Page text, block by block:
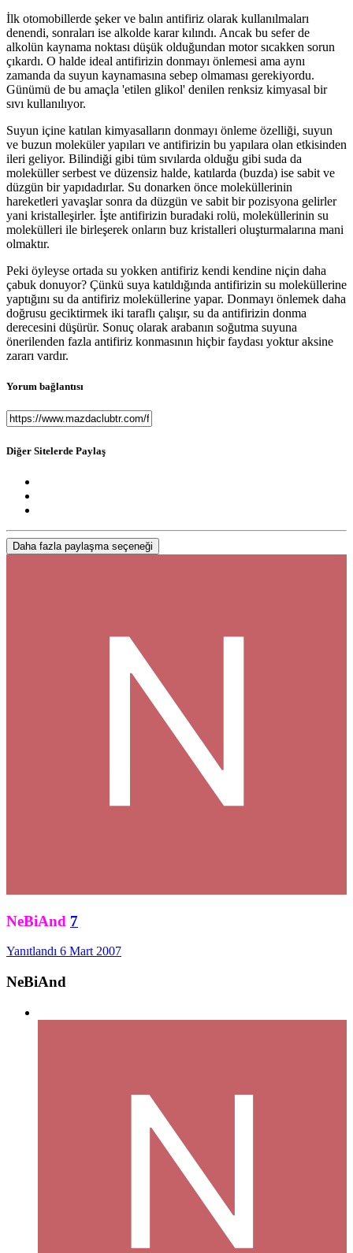
İlk otomobillerde şeker ve balın antifiriz olarak kullanılmaları
denendi, sonraları ise alkolde karar kılındı. Ancak bu sefer de
alkolün kaynama noktası düşük olduğundan motor sıcakken sorun
çıkardı. O halde ideal antifirizin donmayı önlemesi ama aynı
zamanda da suyun kaynamasına sebep olmaması gerekiyordu.
Günümü de bu amaçla 'etilen glikol' denilen renksiz kimyasal bir
sıvı kullanılıyor.
Suyun içine katılan kimyasalların donmayı önleme özelliği, suyun
ve buzun moleküler yapıları ve antifirizin bu yapılara olan etkisinden
ileri geliyor. Bilindiği gibi tüm sıvılarda olduğu gibi suda da
moleküller serbest ve düzensiz halde, katılarda (buzda) ise sabit ve
düzgün bir yapıdadırlar. Su donarken önce moleküllerinin
hareketleri yavaşlar sonra da düzgün ve sabit bir pozisyona gelirler
yani kristalleşirler. İşte antifirizin buradaki rolü, moleküllerinin su
molekülleri ile birleşerek onların buz kristalleri oluşturmalarına mani
olmaktır.
Peki öyleyse ortada su yokken antifiriz kendi kendine niçin daha
çabuk donuyor? Çünkü suya katıldığında antifirizin su moleküllerine
yaptığını su da antifiriz moleküllerine yapar. Donmayı önlemek daha
doğrusu geciktirmek iki taraflı çalışır, su da antifirizin donma
derecesini düşürür. Sonuç olarak arabanın soğutma suyuna
önerilenden fazla antifiriz konmasının hiçbir faydası yoktur aksine
zararı vardır.
Yorum bağlantısı
Diğer Sitelerde Paylaş
Daha fazla paylaşma seçeneği
NeBiAnd 7
Yanıtlandı 6 Mart 2007
NeBiAnd